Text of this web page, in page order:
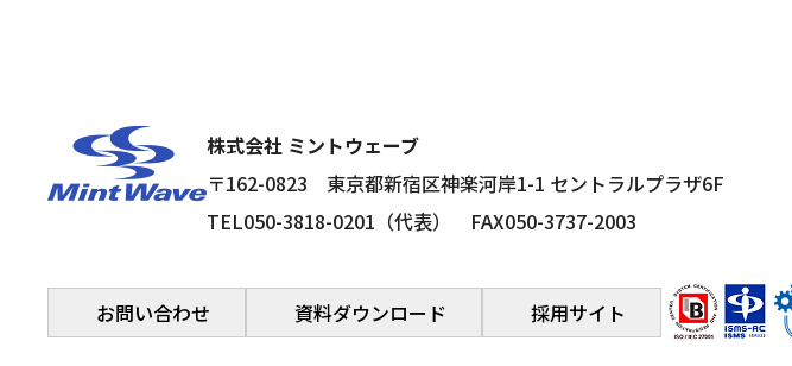
株式会社 ミントウェーブ
〒162-0823 東京都新宿区神楽河岸1-1 セントラルプラザ6F
TEL050-3818-0201（代表） FAX050-3737-2003
お問い合わせ 資料ダウンロード 採用サイト